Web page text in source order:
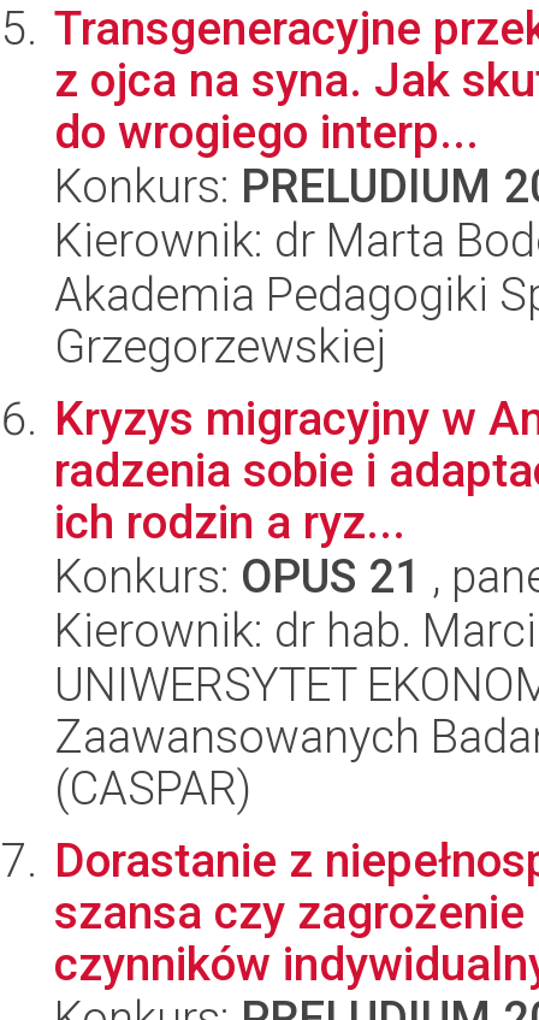
Transgeneracyjne
z ojca na syna. Jak
do wrogiego interp...
Konkurs: PRELUDIUM
Kierownik: dr Marta
Akademia Pedagogiki
Grzegorzewskiej
Kryzys migracyjny w
radzenia sobie i
ich rodzin a ryz...
Konkurs: OPUS 21 ,
Kierownik: dr hab.
UNIWERSYTET
Zaawansowanych
(CASPAR)
Dorastanie z
szansa czy
czynników